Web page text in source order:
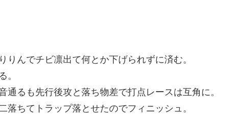
りんでチビ凛出て何とか下げられずに済む。
。
通るも先行後攻と落ち物差で打点レースは互角に。
落ちてトラップ落とせたのでフィニッシュ。